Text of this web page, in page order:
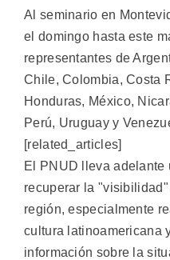
Al seminario en
el domingo hasta este
representantes de
Chile, Colombia, Costa
Honduras, México,
Perú, Uruguay y
[related_articles]
El PNUD lleva adelante
recuperar la
región, especialmente
cultura latinoamericana
información sobre la